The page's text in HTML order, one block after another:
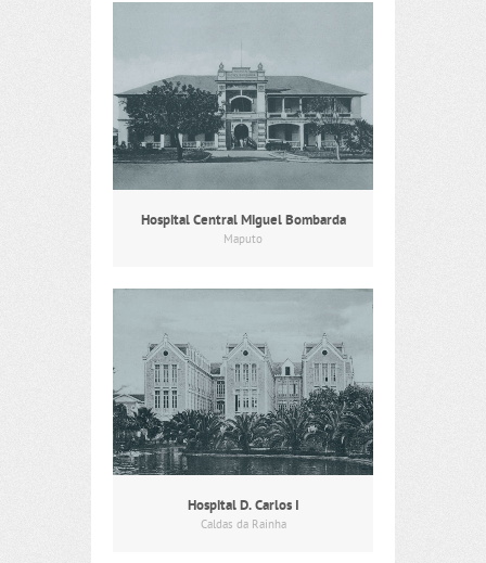
Hospital Central Miguel Bombarda
Maputo
Hospital D. Carlos I
Caldas da Rainha